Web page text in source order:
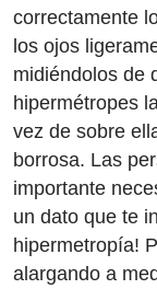
correctamente
los ojos
midiéndolos de
hipermétropes
vez de sobre
borrosa. Las
importante
un dato que te
hipermetropía!
alargando a